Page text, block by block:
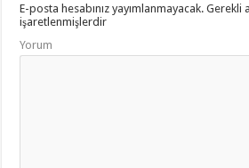
k
E-posta hesabınız yayımlanmayacak. Gerekli
işaretlenmişlerdir
Yorum